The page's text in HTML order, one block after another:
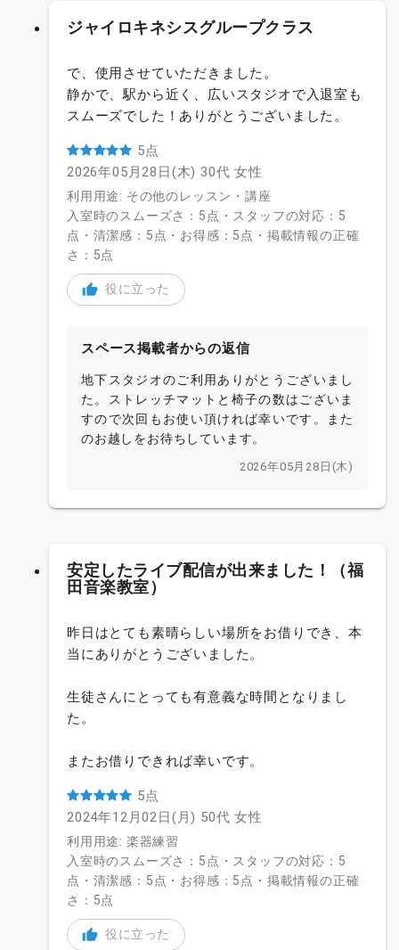
ジャイロキネシスグループクラス
で、使用させていただきました。
静かで、駅から近く、広いスタジオで入退室も
スムーズでした！ありがとうございました。
5点
2026年05月28日(木) 30代 女性
利用用途: その他のレッスン・講座
入室時のスムーズさ：5点・スタッフの対応：5
点・清潔感：5点・お得感：5点・掲載情報の正確
さ：5点
役に立った
スペース掲載者からの返信
地下スタジオのご利用ありがとうございまし
た。ストレッチマットと椅子の数はございま
すので次回もお使い頂ければ幸いです。また
のお越しをお待ちしています。
2026年05月28日(木)
安定したライブ配信が出来ました！（福
田音楽教室）
昨日はとても素晴らしい場所をお借りでき、本
当にありがとうございました。
生徒さんにとっても有意義な時間となりまし
た。
またお借りできれば幸いです。
5点
2024年12月02日(月) 50代 女性
利用用途: 楽器練習
入室時のスムーズさ：5点・スタッフの対応：5
点・清潔感：5点・お得感：5点・掲載情報の正確
さ：5点
役に立った